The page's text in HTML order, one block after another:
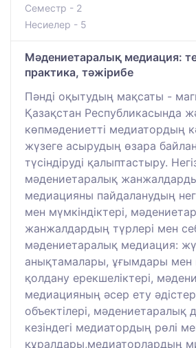
Семестр - 2
Несиелер - 5
Мәдениетаралық медиация:
практика, тәжірибе
Пәнді оқытудың мақсаты -
Қазақстан Республикасында
көпмәдениетті медиатордың
жүзеге асырудың өзара
түсіндіруді қалыптастыру.
мәдениетаралық
медиацияны пайдаланудың
мен мүмкіндіктері,
жанжалдардың түрлері мен
мәдениетаралық медиация:
анықтамалары, ұғымдары мен
қолдану ерекшеліктері,
медиацияның әсер ету
объектілері, мәдениетаралық
кезіндегі медиатордың рөлі
құралдары,медиаторлардың